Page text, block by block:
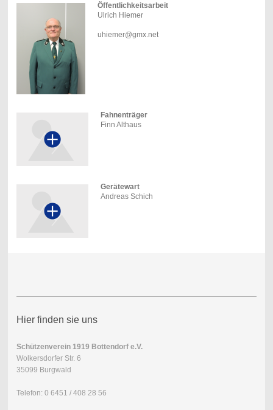
Öffentlichkeitsarbeit
Ulrich Hiemer
uhiemer@gmx.net
Fahnenträger
Finn Althaus
Gerätewart
Andreas Schich
Hier finden sie uns
Schützenverein 1919 Bottendorf e.V.
Wolkersdorfer Str. 6
35099 Burgwald
Telefon: 0 6451 / 408 28 56